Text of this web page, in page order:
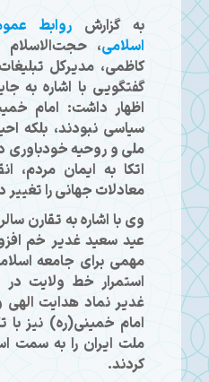
به گزارش روابط
اسلامی، حجت‌الاسلام
کاظمی، مدیرکل
اظهار داشت: امام
سیاسی نبودند، بلکه
ملی و روحیه خودباوری
اتکا به ایمان مردم،
معادلات جهانی را تغییر
وی با اشاره به تقارن
عید سعید غدیر خم
مهمی برای جامعه
استمرار خط ولایت
غدیر نماد هدایت
امام خمینی(ره) نیز
ملت ایران را به سمت
کردند.